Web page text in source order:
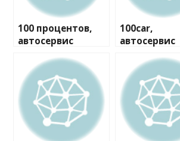
100 процентов,
автосервис
100car,
автосервис